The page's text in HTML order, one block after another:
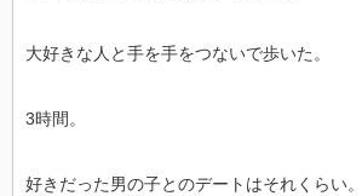
大好きな人と手を手をつないで歩いた。
3時間。
好きだった男の子とのデートはそれくらい。